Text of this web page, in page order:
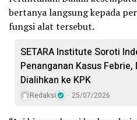
bertanya langsung kepada
fungsi alat tersebut.
SETARA Institute Soroti
Penanganan Kasus Febrie,
Dialihkan ke KPK
Redaksi 25/07/2026